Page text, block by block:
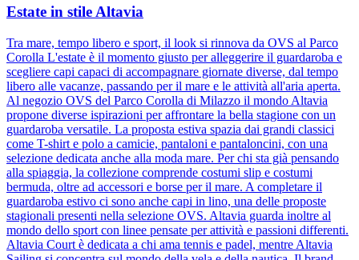
Estate in stile Altavia
Tra mare, tempo libero e sport, il look si rinnova da OVS al Parco
Corolla L'estate è il momento giusto per alleggerire il guardaroba e
scegliere capi capaci di accompagnare giornate diverse, dal tempo
libero alle vacanze, passando per il mare e le attività all'aria aperta.
Al negozio OVS del Parco Corolla di Milazzo il mondo Altavia
propone diverse ispirazioni per affrontare la bella stagione con un
guardaroba versatile. La proposta estiva spazia dai grandi classici
come T-shirt e polo a camicie, pantaloni e pantaloncini, con una
selezione dedicata anche alla moda mare. Per chi sta già pensando
alla spiaggia, la collezione comprende costumi slip e costumi
bermuda, oltre ad accessori e borse per il mare. A completare il
guardaroba estivo ci sono anche capi in lino, una delle proposte
stagionali presenti nella selezione OVS. Altavia guarda inoltre al
mondo dello sport con linee pensate per attività e passioni differenti.
Altavia Court è dedicata a chi ama tennis e padel, mentre Altavia